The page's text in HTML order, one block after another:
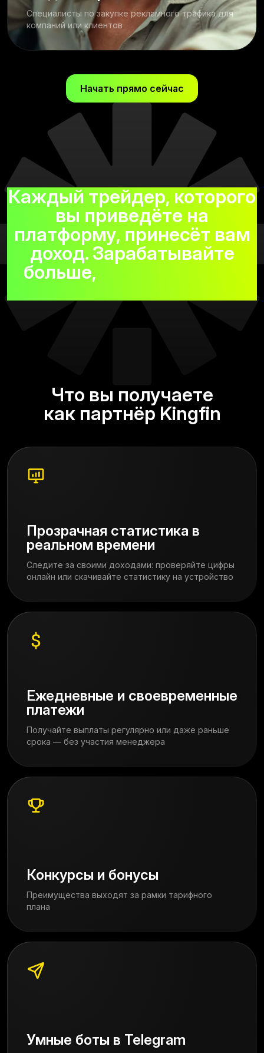
Специалисты по закупке рекламного трафика для
компаний или клиентов
Начать прямо сейчас
Каждый трейдер, которого
вы приведёте на
платформу, принесёт вам
доход. Зарабатывайте
больше,
используя свой
Что вы получаете
как партнёр Kingfin
Прозрачная статистика в
реальном времени
Следите за своими доходами: проверяйте цифры
онлайн или скачивайте статистику на устройство
Ежедневные и своевременные
платежи
Получайте выплаты регулярно или даже раньше
срока — без участия менеджера
Конкурсы и бонусы
Преимущества выходят за рамки тарифного
плана
Умные боты в Telegram